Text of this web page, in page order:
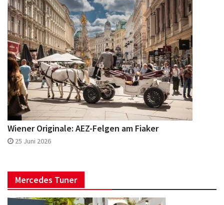
Wiener Originale: AEZ-Felgen am Fiaker
25 Juni 2026
Mercedes Tuner